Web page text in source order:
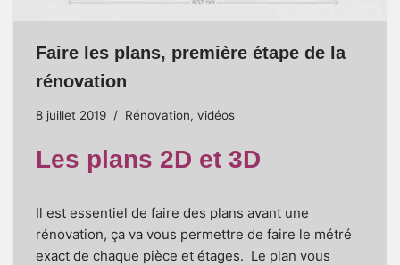
Faire les plans, première étape de la
rénovation
8 juillet 2019 Rénovation, vidéos
Les plans 2D et 3D
Il est essentiel de faire des plans avant une
rénovation, ça va vous permettre de faire le métré
exact de chaque pièce et étages. Le plan vous